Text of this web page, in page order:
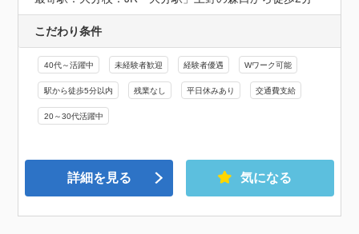
こだわり条件
40代～活躍中 未経験者歓迎 経験者優遇 Wワーク可能
駅から徒歩5分以内 残業なし 平日休みあり 交通費支給
20～30代活躍中
詳細を見る 気になる